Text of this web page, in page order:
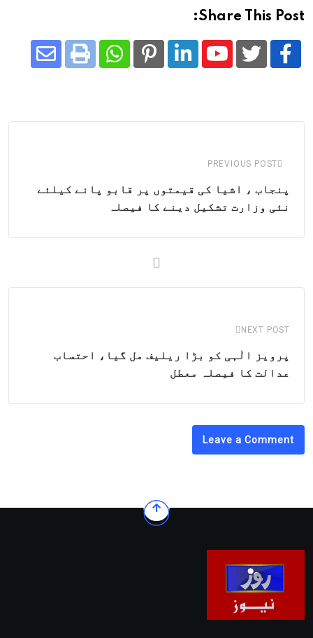
Share This Post:
Youtube
LinkedIn
Pinterest
Whatsapp
Print
PREVIOUS POST
پنجاب ، اشیا کی قیمتوں پر قابو پانے کیلئے
نئی وزارت تشکیل دینے کا فیصلہ
NEXT POST
پرویز الٰہی کو بڑا ریلیف مل گیا، احتساب
عدالت کا فیصلہ معطل
Leave a Comment